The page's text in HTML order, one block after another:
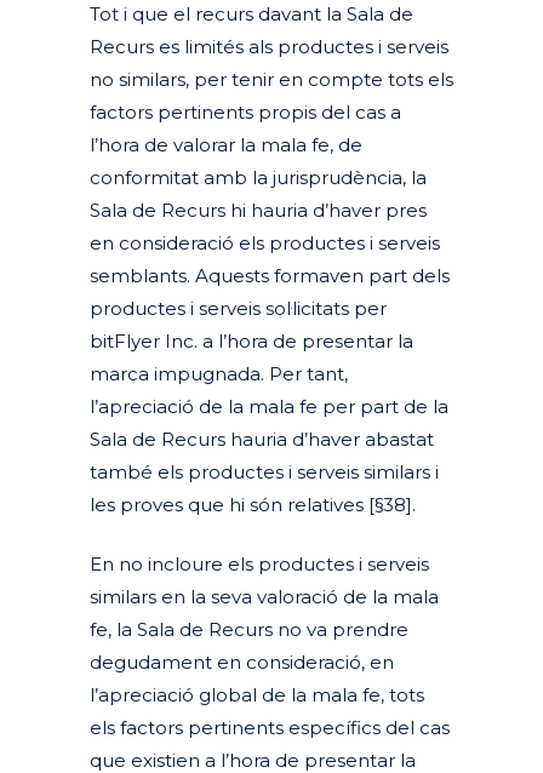
Tot i que el recurs davant la Sala de
Recurs es limités als productes i serveis
no similars, per tenir en compte tots els
factors pertinents propis del cas a
l’hora de valorar la mala fe, de
conformitat amb la jurisprudència, la
Sala de Recurs hi hauria d’haver pres
en consideració els productes i serveis
semblants. Aquests formaven part dels
productes i serveis sol·licitats per
bitFlyer Inc. a l’hora de presentar la
marca impugnada. Per tant,
l’apreciació de la mala fe per part de la
Sala de Recurs hauria d’haver abastat
també els productes i serveis similars i
les proves que hi són relatives [§38].
En no incloure els productes i serveis
similars en la seva valoració de la mala
fe, la Sala de Recurs no va prendre
degudament en consideració, en
l’apreciació global de la mala fe, tots
els factors pertinents específics del cas
que existien a l’hora de presentar la